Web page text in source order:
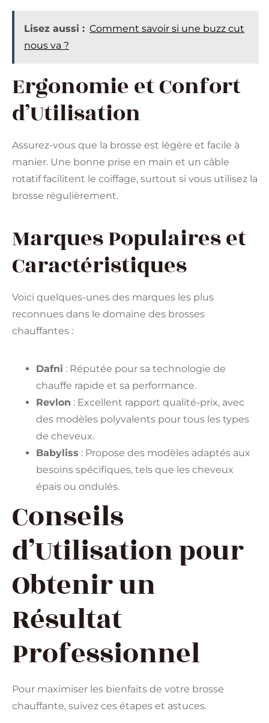
Lisez aussi : Comment savoir si une buzz cut
nous va ?
Ergonomie et Confort
d’Utilisation
Assurez-vous que la brosse est légère et facile à
manier. Une bonne prise en main et un câble
rotatif facilitent le coiffage, surtout si vous utilisez la
brosse régulièrement.
Marques Populaires et
Caractéristiques
Voici quelques-unes des marques les plus
reconnues dans le domaine des brosses
chauffantes :
Dafni : Réputée pour sa technologie de
chauffe rapide et sa performance.
Revlon : Excellent rapport qualité-prix, avec
des modèles polyvalents pour tous les types
de cheveux.
Babyliss : Propose des modèles adaptés aux
besoins spécifiques, tels que les cheveux
épais ou ondulés.
Conseils
d’Utilisation pour
Obtenir un
Résultat
Professionnel
Pour maximiser les bienfaits de votre brosse
chauffante, suivez ces étapes et astuces.